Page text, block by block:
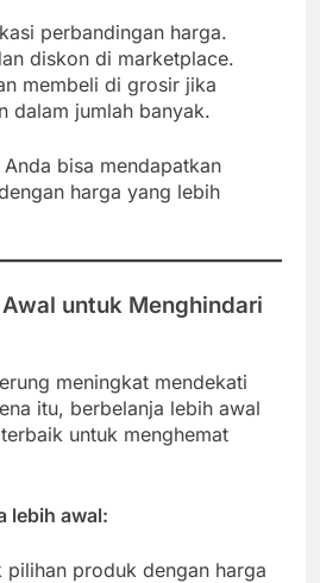
perbandingan harga.
diskon di marketplace.
membeli di grosir jika
dalam jumlah banyak.
bisa mendapatkan
harga yang lebih
untuk Menghindari
meningkat mendekati
itu, berbelanja lebih awal
untuk menghemat
lebih awal:
pilihan produk dengan harga